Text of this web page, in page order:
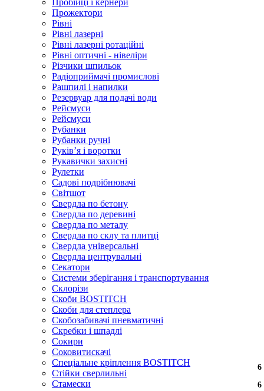
Пробійці і кернери
Прожектори
Рівні
Рівні лазерні
Рівні лазерні ротаційні
Рівні оптичні - нівеліри
Різчики шпильок
Радіоприймачі промислові
Рашпилі і напилки
Резервуар для подачі води
Рейсмуси
Рейсмуси
Рубанки
Рубанки ручні
Руківʼя і воротки
Рукавички захисні
Рулетки
Садові подрібнювачі
Світшот
Свердла по бетону
Свердла по деревині
Свердла по металу
Свердла по склу та плитці
Свердла універсальні
Свердла центрувальні
Секатори
Системи зберігання і транспортування
Склорізи
Скоби BOSTITCH
Скоби для степлера
Скобозабивачі пневматичні
Скребки і шпадлі
Сокири
Соковитискачі
Спеціальне кріплення BOSTITCH
Стійки сверлильні
Стамески
6
6
6
6
6
6
6
6
6
6
6
6
6
6
6
6
6
6
6
6
6
6
6
6
6
6
6
6
6
6
6
6
6
6
6
6
6
6
6
6
6
6
6
6
6
6
6
6